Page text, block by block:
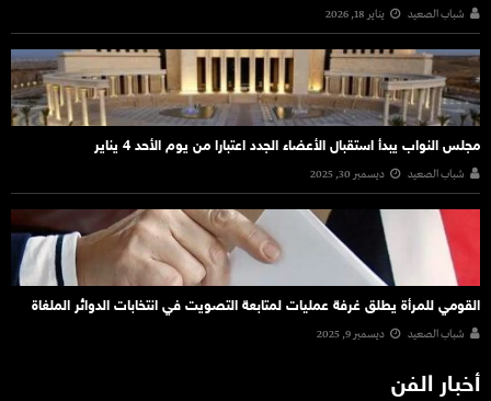
شباب الصعيد يناير 18, 2026
مجلس النواب يبدأ استقبال الأعضاء الجدد اعتبارا من يوم الأحد 4 يناير
شباب الصعيد ديسمبر 30, 2025
القومي للمرأة يطلق غرفة عمليات لمتابعة التصويت في انتخابات الدوائر الملغاة
شباب الصعيد ديسمبر 9, 2025
أخبار الفن